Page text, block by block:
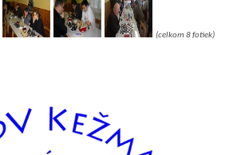
(celkom 8 fotiek)